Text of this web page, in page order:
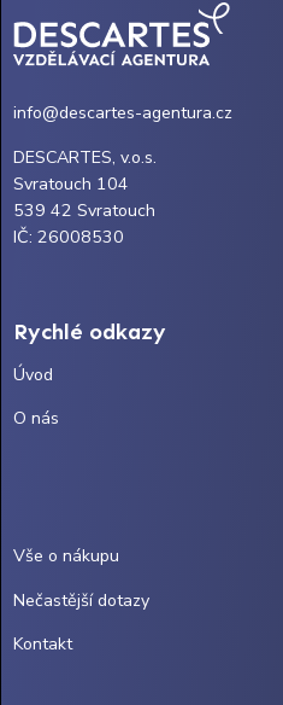
info@descartes-agentura.cz
DESCARTES, v.o.s.
Svratouch 104
539 42 Svratouch
IČ: 26008530
Rychlé odkazy
Úvod
O nás
Vše o nákupu
Nečastější dotazy
Kontakt